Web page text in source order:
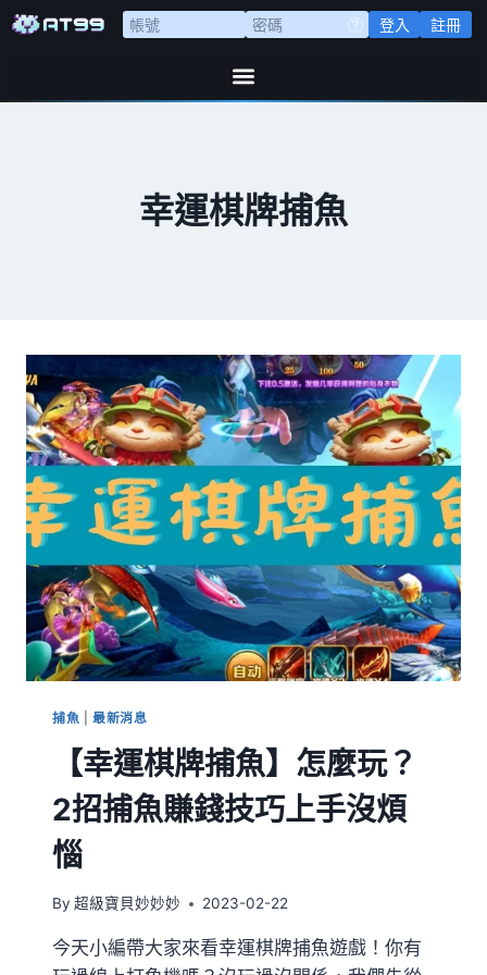
登入 註冊
幸運棋牌捕魚
捕魚 最新消息
【幸運棋牌捕魚】怎麼玩？
2招捕魚賺錢技巧上手沒煩
惱
By 超級寶貝妙妙妙 2023-02-22
今天小編帶大家來看幸運棋牌捕魚遊戲！你有